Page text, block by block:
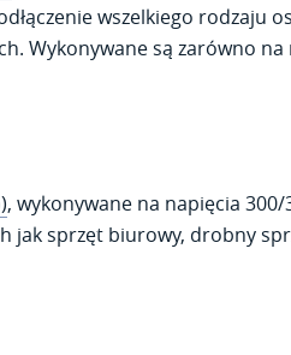
wszelkiego rodzaju
Wykonywane są zarówno na
, wykonywane na napięcia
jak sprzęt biurowy, drobny